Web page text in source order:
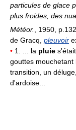
particules de glace
plus froides, des
Météor.
, 1950,
de Gracq, pleuvoir
• 1. ... la pluie
gouttes
transition, un
d'ardoise...